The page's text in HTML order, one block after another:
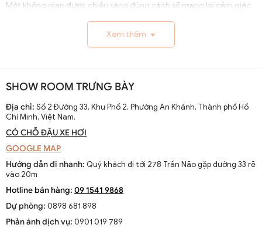
Một không gian được chiếu sáng đúng cách sẽ mang lại cảm giác
ấm cúng và gần gũi. Đèn trang trí với ánh sáng vàng ấm áp sẽ giúp
các phòng trở nên thân thuộc hơn.
2.2. Thể Hiện Phong Cách Cá Nhân
mình. Với đa dạng các mẫu đèn trang trí đẹp
thích và phong cách riêng của mình.
2.3. Tạo Điểm Nhấn Cho Không Gian
Những chiếc đèn có thiết kế độc đáo sẽ trở thành điểm nhấn, thu
hút sự chú ý và tạo ra cảm hứng cho không gian sống. Bạn có thể
sử dụng đèn chùm trong phòng khách để tạo vẻ sang trọng hoặc
đèn tường nghệ thuật trong phòng ngủ để thêm phần lãng mạn.
3. Các Loại Đèn Trang Trí Phổ Biến
Xem thêm
SHOW ROOM TRƯNG BÀY
Địa chỉ: Số 2 Đường 33, Khu Phố 2, Phường An Khánh, Thành phố Hồ
Chí Minh, Việt Nam.
CÓ CHỖ ĐẬU XE HƠI
GOOGLE MAP
Hướng dẫn đi nhanh: Quý khách đi tới 278 Trần Não gặp đường 33 rẽ
vào 20m
Hotline bán hàng: 09 1541 9868
Dự phòng: 0898 681 898
Phản ánh dịch vụ: 0901 019 789